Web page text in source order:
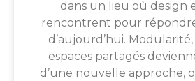
dans un lieu où design
rencontrent pour
d’aujourd’hui.
espaces partagés
d’une nouvelle approche,